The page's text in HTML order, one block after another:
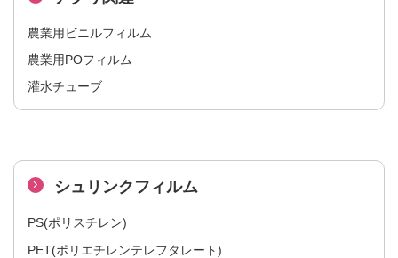
農業用ビニルフィルム​
農業用POフィルム
灌水チューブ​
シュリンクフィルム
PS(ポリスチレン)
PET(ポリエチレンテレフタレート)